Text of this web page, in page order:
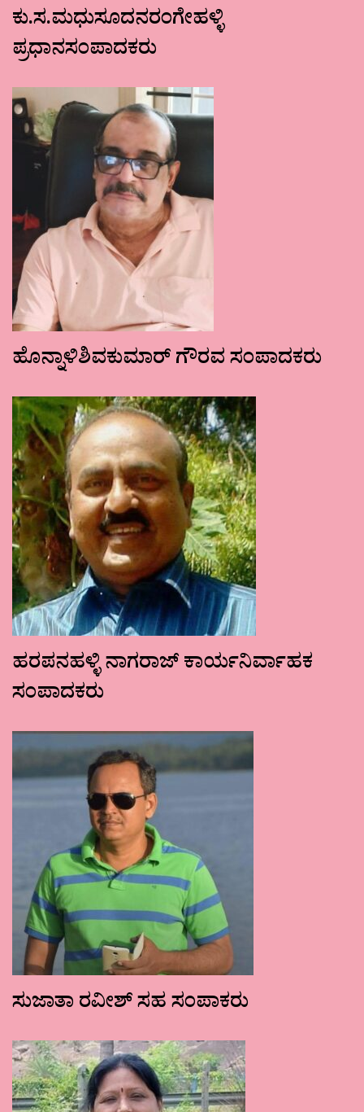
ಕು.ಸ.ಮಧುಸೂದನರಂಗೇಹಳ್ಳಿ
ಪ್ರಧಾನಸಂಪಾದಕರು
ಹೊನ್ನಾಳಿಶಿವಕುಮಾರ್ ಗೌರವ ಸಂಪಾದಕರು
ಹರಪನಹಳ್ಳಿ ನಾಗರಾಜ್ ಕಾರ್ಯನಿರ್ವಾಹಕ
ಸಂಪಾದಕರು
ಸುಜಾತಾ ರವೀಶ್ ಸಹ ಸಂಪಾಕರು